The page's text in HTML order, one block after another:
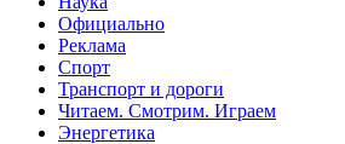
Официально
Реклама
Спорт
Транспорт и дороги
Читаем. Смотрим. Играем
Энергетика